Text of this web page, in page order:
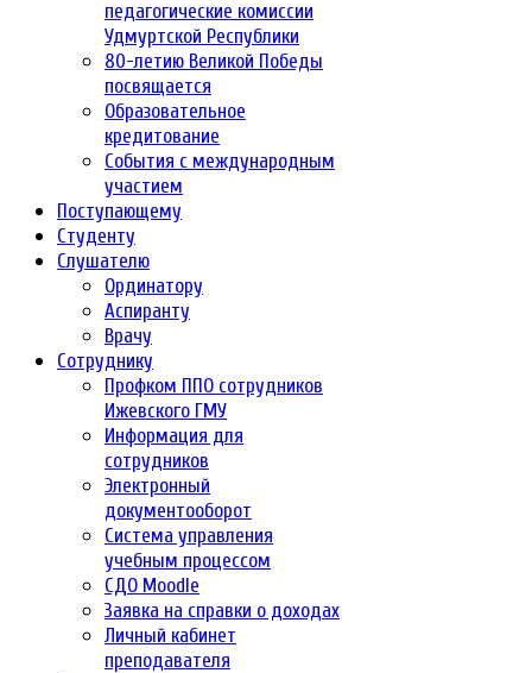
педагогические комиссии
Удмуртской Республики
80-летию Великой Победы
посвящается
Образовательное
кредитование
События с международным
участием
Поступающему
Студенту
Слушателю
Ординатору
Аспиранту
Врачу
Сотруднику
Профком ППО сотрудников
Ижевского ГМУ
Информация для
сотрудников
Электронный
документооборот
Система управления
учебным процессом
СДО Moodle
Заявка на справки о доходах
Личный кабинет
преподавателя